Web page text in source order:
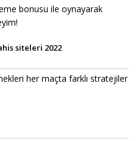
bonusu ile oynayarak
siteleri 2022
her maçta farklı stratejiler